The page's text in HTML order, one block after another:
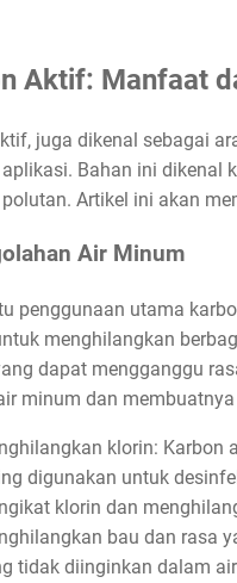
Aktif: Manfaat
juga dikenal sebagai
Bahan ini dikenal
polutan. Artikel ini akan
Air Minum
penggunaan utama
menghilangkan
dapat mengganggu
minum dan
klorin: Karbon
digunakan untuk
klorin dan
bau dan rasa
tidak diinginkan dalam